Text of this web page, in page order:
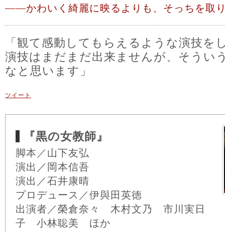
――かわいく綺麗に映るよりも、そっちを取
「観て感動してもらえるような演技を
演技はまだまだ出来ませんが、そうい
なと思います」
ツイート
『黒の女教師』
脚本／山下友弘
演出／岡本信吾
演出／石井康晴
プロデュース／伊與田英徳
出演者／榮倉奈々 木村文乃 市川実日
子 小林聡美 ほか